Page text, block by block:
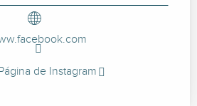
de Instagram